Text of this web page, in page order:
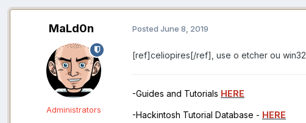
MaLd0n
Administrators
Posted June 8, 2019
[ref]celiopires[/ref], use o etcher ou win32
-Guides and Tutorials HERE
-Hackintosh Tutorial Database - HERE